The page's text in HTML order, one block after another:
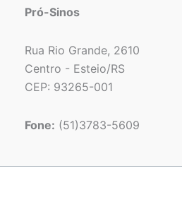
Pró-Sinos
Rua Rio Grande, 2610
Centro - Esteio/RS
CEP: 93265-001
Fone: (51)3783-5609